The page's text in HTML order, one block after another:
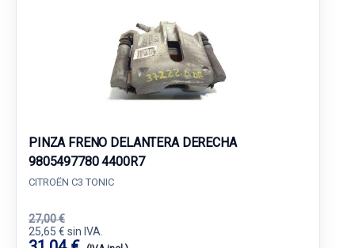
PINZA FRENO DELANTERA DERECHA
9805497780 4400R7
CITROËN C3 TONIC
27,00 €
25,65 € sin IVA.